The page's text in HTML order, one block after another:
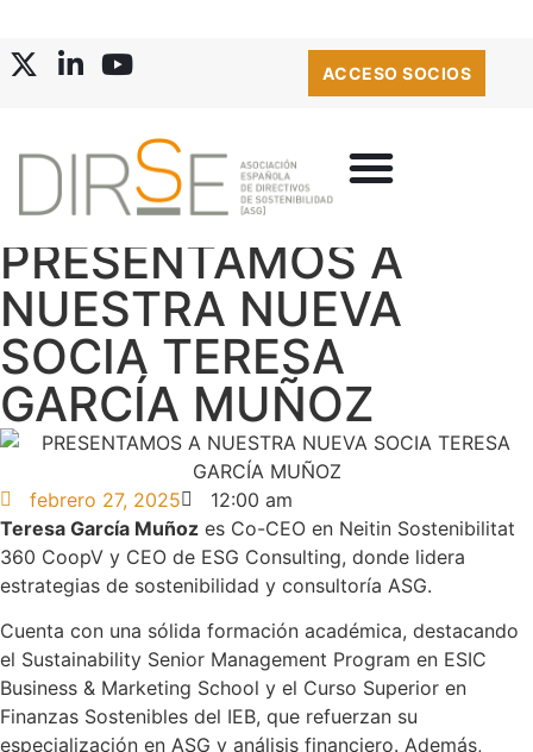
ACCESO SOCIOS
PRESENTAMOS A
NUESTRA NUEVA
SOCIA TERESA
GARCÍA MUÑOZ
febrero 27, 2025
12:00 am
Teresa García Muñoz es Co-CEO en Neitin Sostenibilitat
360 CoopV y CEO de ESG Consulting, donde lidera
estrategias de sostenibilidad y consultoría ASG.
Cuenta con una sólida formación académica, destacando
el Sustainability Senior Management Program en ESIC
Business & Marketing School y el Curso Superior en
Finanzas Sostenibles del IEB, que refuerzan su
especialización en ASG y análisis financiero. Además,